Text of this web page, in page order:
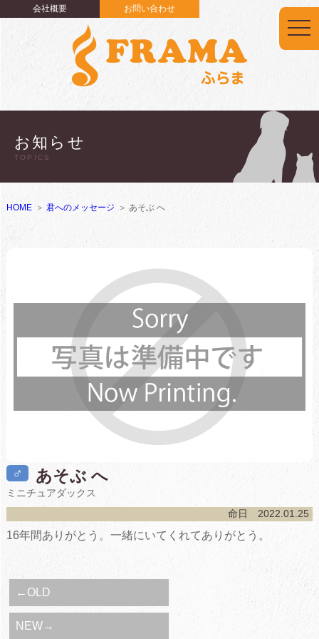
会社概要 お問い合わせ
お知らせ
TOPICS
HOME 君へのメッセージ あそぶ へ
♂ あそぶ へ
ミニチュアダックス
命日 2022.01.25
16年間ありがとう。一緒にいてくれてありがとう。
←OLD
NEW→